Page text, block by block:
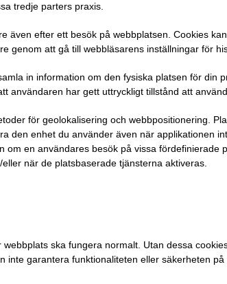
tredje parters praxis.
även efter ett besök på webbplatsen. Cookies
genom att gå till webbläsarens inställningar för
in information om den fysiska platsen för din
användaren har gett uttryckligt tillstånd att
för geolokalisering och webbpositionering.
den enhet du använder även när applikationen
om en användares besök på vissa fördefinierade
när de platsbaserade tjänsterna aktiveras.
ska fungera normalt. Utan dessa
inte garantera funktionaliteten eller säkerheten